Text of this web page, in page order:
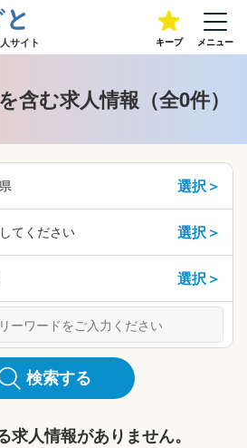
サイト キープ メニュー
含む求人情報（全0件）
選択＞
てください 選択＞
選択＞
検索する
求人情報がありません。